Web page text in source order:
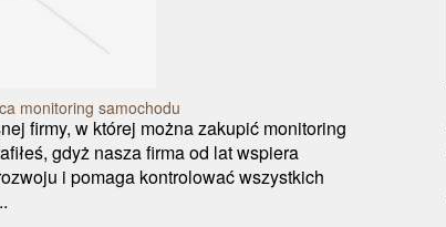
monitoring samochodu
firmy, w której można zakupić monitoring
gdyż nasza firma od lat wspiera
i pomaga kontrolować wszystkich